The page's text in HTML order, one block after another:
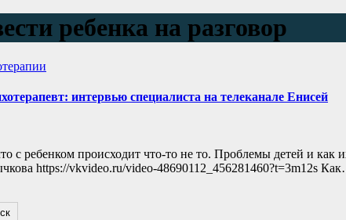
ребенка на разговор
интервью специалиста на телеканале Енисей
с ребенком происходит что-то не то. Проблемы детей и как
https://vkvideo.ru/video-48690112_456281460?t=3m12s